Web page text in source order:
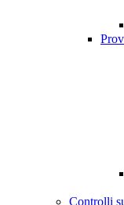
Controlli